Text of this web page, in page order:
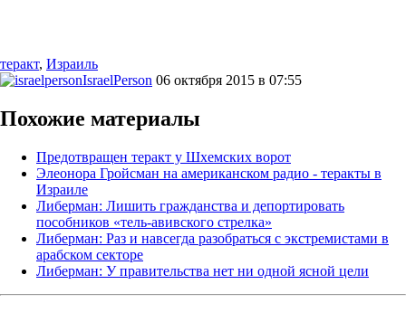
теракт, Израиль
IsraelPerson 06 октября 2015 в 07:55
Похожие материалы
Предотвращен теракт у Шхемских ворот
Элеонора Гройсман на американском радио - теракты в
Израиле
Либерман: Лишить гражданства и депортировать
пособников «тель-авивского стрелка»
Либерман: Раз и навсегда разобраться с экстремистами в
арабском секторе
Либерман: У правительства нет ни одной ясной цели